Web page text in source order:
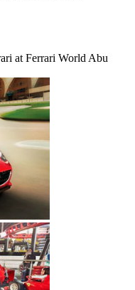
at Ferrari World Abu